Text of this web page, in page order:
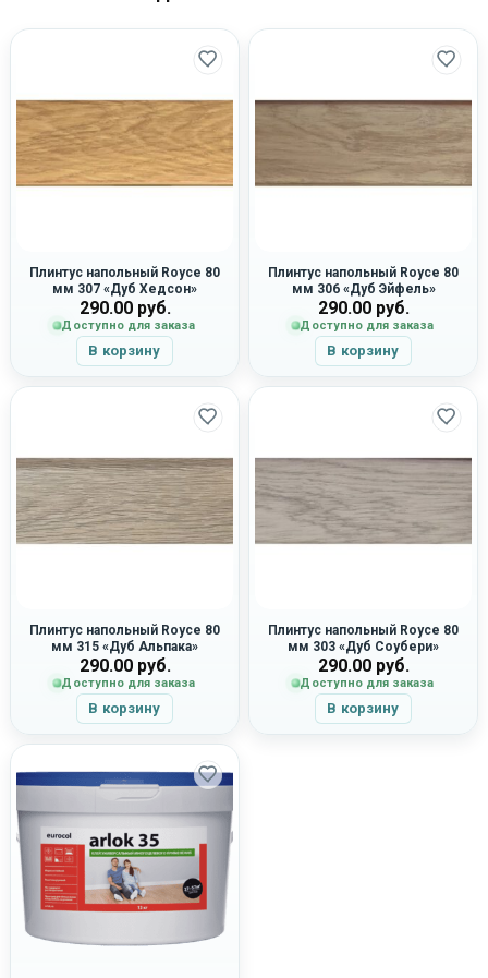
Плинтус напольный Royce 80
мм 307 «Дуб Хедсон»
290.00руб.
Доступно для заказа
В корзину
Плинтус напольный Royce 80
мм 306 «Дуб Эйфель»
290.00руб.
Доступно для заказа
В корзину
Плинтус напольный Royce 80
мм 315 «Дуб Альпака»
290.00руб.
Доступно для заказа
В корзину
Плинтус напольный Royce 80
мм 303 «Дуб Соубери»
290.00руб.
Доступно для заказа
В корзину